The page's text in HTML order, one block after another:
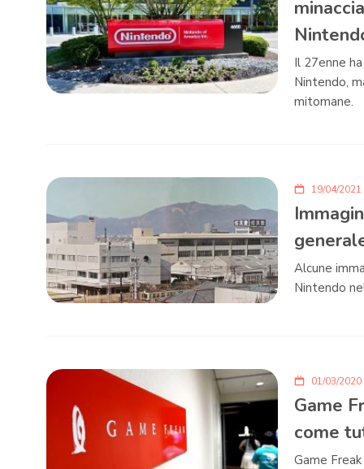
Il 27enne
Nintendo,
mitomane.
19/04/
Alcune
Nintendo
01/03/
Game
come
Game